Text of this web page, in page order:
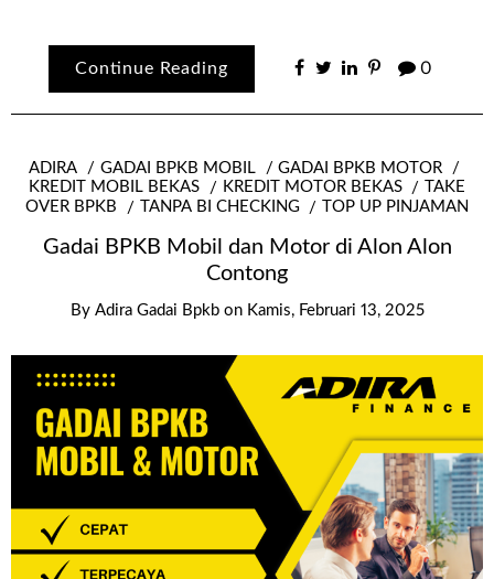
Continue Reading 0
ADIRA GADAI BPKB MOBIL
GADAI BPKB MOTOR
KREDIT MOBIL BEKAS
KREDIT MOTOR BEKAS
TAKE
OVER BPKB
TANPA BI CHECKING TOP UP PINJAMAN
Gadai BPKB Mobil dan Motor di Alon Alon
Contong
By Adira Gadai Bpkb on Kamis, Februari 13, 2025